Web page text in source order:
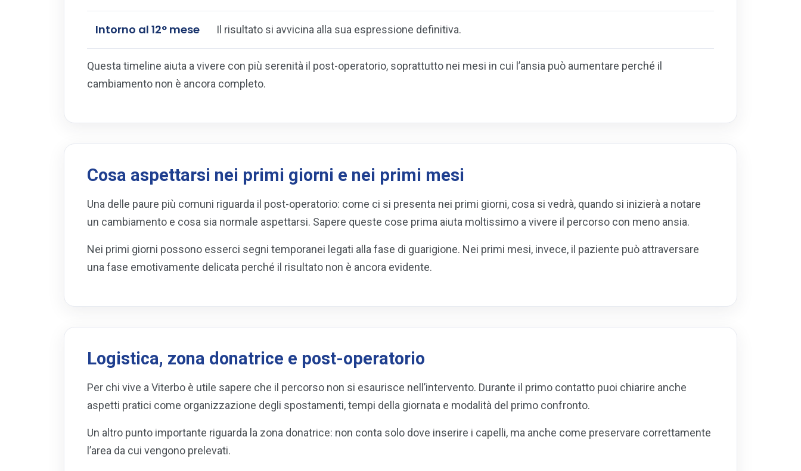
Intorno al 12° mese Il risultato si avvicina alla sua espressione definitiva.
Questa timeline aiuta a vivere con più serenità il post-operatorio, soprattutto nei mesi in cui l’ansia può aumentare perché il
cambiamento non è ancora completo.
Cosa aspettarsi nei primi giorni e nei primi mesi
Una delle paure più comuni riguarda il post-operatorio: come ci si presenta nei primi giorni, cosa si vedrà, quando si inizierà a notare
un cambiamento e cosa sia normale aspettarsi. Sapere queste cose prima aiuta moltissimo a vivere il percorso con meno ansia.
Nei primi giorni possono esserci segni temporanei legati alla fase di guarigione. Nei primi mesi, invece, il paziente può attraversare
una fase emotivamente delicata perché il risultato non è ancora evidente.
Logistica, zona donatrice e post-operatorio
Per chi vive a Viterbo è utile sapere che il percorso non si esaurisce nell’intervento. Durante il primo contatto puoi chiarire anche
aspetti pratici come organizzazione degli spostamenti, tempi della giornata e modalità del primo confronto.
Un altro punto importante riguarda la zona donatrice: non conta solo dove inserire i capelli, ma anche come preservare correttamente
l’area da cui vengono prelevati.